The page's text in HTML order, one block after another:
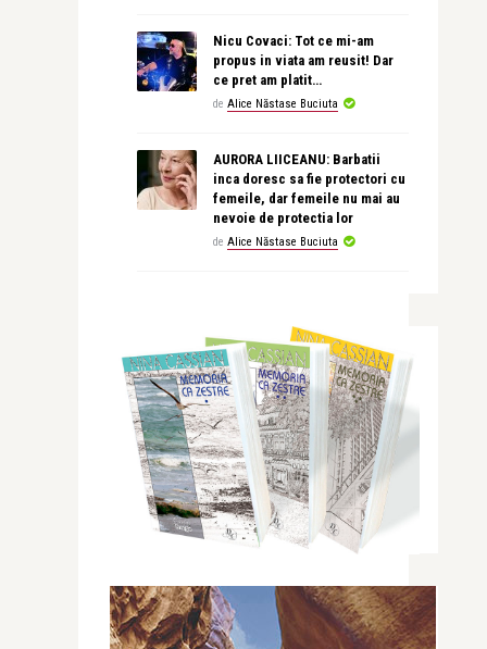
Nicu Covaci: Tot ce mi-am
propus in viata am reusit! Dar
ce pret am platit…
de Alice Năstase Buciuta
AURORA LIICEANU: Barbatii
inca doresc sa fie protectori cu
femeile, dar femeile nu mai au
nevoie de protectia lor
de Alice Năstase Buciuta